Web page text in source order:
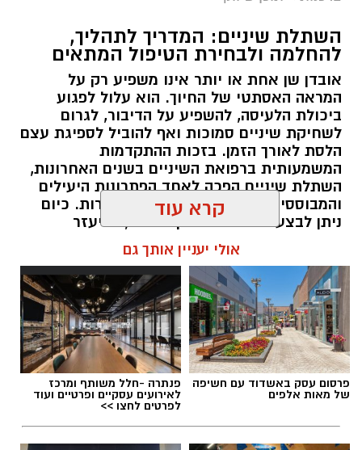
השתלת שיניים: המדריך לתהליך,
להחלמה ולבחירת הטיפול המתאים
אובדן שן אחת או יותר אינו משפיע רק על
המראה האסתטי של החיוך. הוא עלול לפגוע
ביכולת הלעיסה, להשפיע על הדיבור, לגרום
לשחיקת שיניים סמוכות ואף להוביל לספיגת עצם
הלסת לאורך הזמן. בזכות ההתקדמות
המשמעותית ברפואת השיניים בשנים האחרונות,
השתלת שיניים הפכה לאחד הפתרונות היעילים
והמבוססים ביותר לשיקום שיניים חסרות. כיום
ניתן לבצע טיפולים מדויקים יותר, להיעזר
בהדמיות תלת-ממדיות, לתכנן את מיקום השתלים
בצורה ממוחשבת ולהתאים את התהליך באופן
אישי לכל מטופל. עם זאת, הצלחת הטיפול אינה
תלויה רק בהליך הכירורגי עצמו, אלא גם בתכנון
מוקדם, בבחירת המטופל המתאים ובהקפדה על
הוראות הטיפול והמעקב לאחר ההשתלה.
להאזנה לתוכן:
קרא עוד
אולי יעניין אותך גם
פרסום עסק באשדוד עם חשיפה
של מאות אלפים
פנתרה -חלל משותף ומרכז
לאירועים עסקיים ופרטיים ועוד
לפרטים לחצו >>